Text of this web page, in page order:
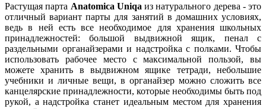
Растущая парта Anatomica Uniqa из натурального дерева - это
отличный вариант парты для занятий в домашних условиях,
ведь в ней есть все необходимое для хранения школьных
принадлежностей: большой выдвижной ящик, пенал с
раздельными органайзерами и надстройка с полками. Чтобы
использовать рабочее место с максимальной пользой, вы
можете хранить в выдвижном ящике тетради, небольшие
учебники и личные вещи, в органайзер можно сложить все
канцелярские принадлежности, которые необходимы быть под
рукой, а надстройка станет идеальным местом для хранения